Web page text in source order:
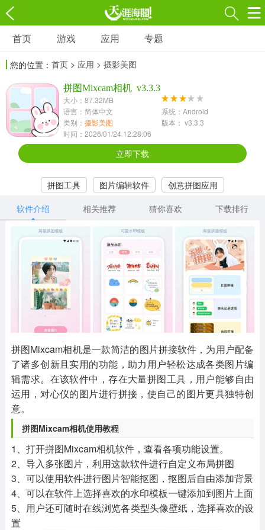
游戏
3697款应用
1597款应用
休闲益智
13387款应用
2196款应用
冒险解谜
1072款应用
418款应用
568款应用
音乐舞蹈
269款应用
2716款应用
515款应用
其他
1654款应用
游戏助手
515款应用
MOD游戏
1056款应用
首页 游戏 应用 专题
您的位置： 首页 > 应用 > 摄影美图
拼图Mixcam相机 v3.3.3
大小：87.32MB
语言：简体中文
系统：Android
类别： 摄影美图
版本： v3.3.3
时间：2026/01/24 12:28:06
立即下载
拼图工具 图片编辑软件
创意拼图应用
软件介绍
相关推荐 猜你喜欢 下载排行
拼图Mixcam相机是一款简洁的图片拼接软件，为用户配备
了诸多创新且实用的功能，助力用户轻松达成各类图片编
辑需求。在该软件中，存在大量拼图工具，用户能够自由
运用，对心仪的图片进行拼接，使自己的图片更具独特创
意。
拼图Mixcam相机使用教程
1、打开拼图Mixcam相机软件，查看各项功能设置。
2、导入多张图片，利用这款软件进行自定义布局拼图
3、可以使用软件进行图片智能抠图，抠图后自由添加背景
4、可以在软件上选择喜欢的水印模板一键添加到图片上面
5、用户还可随时在线浏览各类型头像壁纸，选择喜欢的设
置